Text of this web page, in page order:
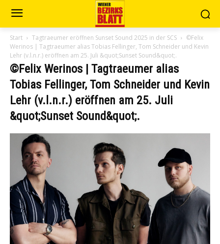
Start Tagtraeumer eröffnen Sunset Sound 2025 in der SCS
©Felix
Werinos | Tagtraeumer alias Tobias Fellinger, Tom Schneider und Kevin
Lehr (v.l.n.r.) eröffnen am 25. Juli &quot;Sunset Sound&quot;.
©Felix Werinos | Tagtraeumer alias
Tobias Fellinger, Tom Schneider und Kevin
Lehr (v.l.n.r.) eröffnen am 25. Juli
&quot;Sunset Sound&quot;.